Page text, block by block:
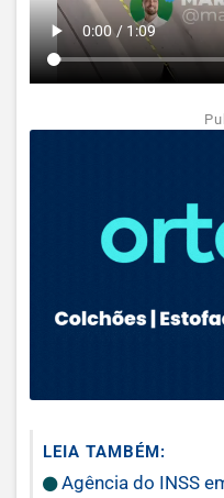
LEIA TAMBÉM:
Agência do INSS